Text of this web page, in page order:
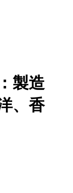
製造
、 香